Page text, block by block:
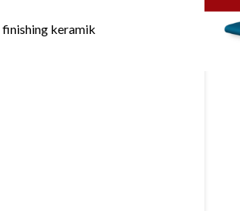
finishing keramik